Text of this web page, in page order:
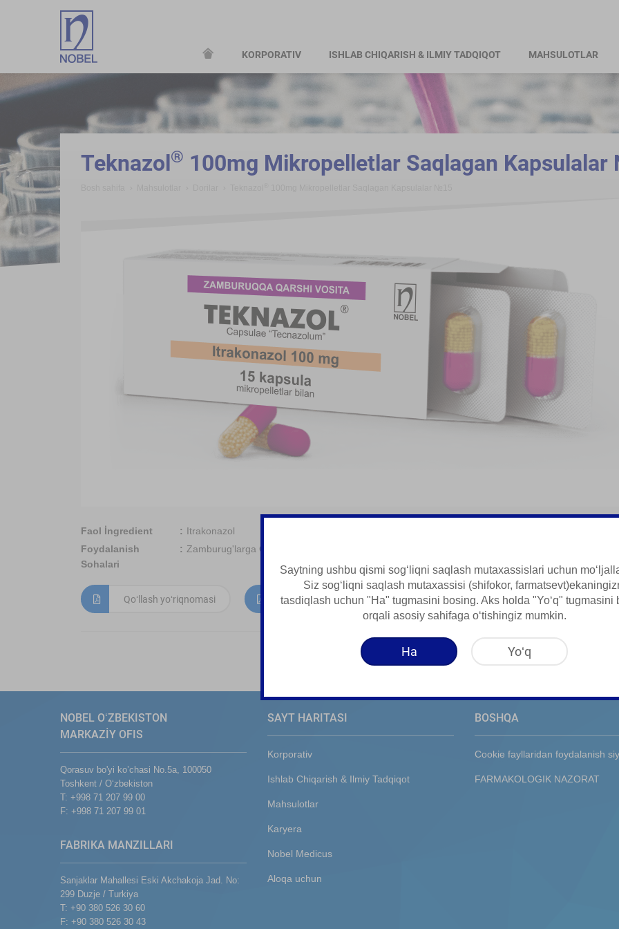
KORPORATIV ISHLAB CHIQARISH & ILMIY TADQIQOT MAHSULOTLAR
Teknazol® 100mg Mikropelletlar Saqlagan
Faol İngredient
Itrakonazol
Foydalanish
Sohalari
Zamburug'larga Qarshi Vosita
Qoʻllash yoʻriqnomasi Mahsulot haqida qisqa maʻlumot
NOBEL OʻZBEKISTON
MARKAZİY OFIS
Qorasuv bo'yi ko’chasi No.5a, 100050
Toshkent / Oʻzbekiston
T: +998 71 207 99 00
F: +998 71 207 99 01
FABRIKA MANZILLARI
Sanjaklar Mahallesi Eski Akchakoja Jad. No:
299 Duzje / Turkiya
T: +90 380 526 30 60
F: +90 380 526 30 43
SAYT HARITASI
Korporativ
Ishlab Chiqarish & Ilmiy Tadqiqot
Mahsulotlar
Karyera
Nobel Medicus
Aloqa uchun
BOSHQA
Cookie fayllaridan foydalanish
FARMAKOLOGIK NAZORAT
Saytning ushbu qismi sogʻliqni saqlash mutaxassislari uchun
Siz sogʻliqni saqlash mutaxassisi (shifokor,
tasdiqlash uchun "Ha" tugmasini bosing. Aks holda "Yoʻq" tugmasini
orqali asosiy sahifaga oʻtishingiz mumkin.
Ha Yoʻq